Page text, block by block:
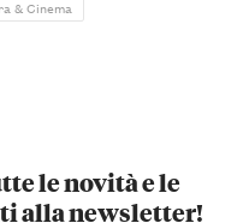
& Cinema
le novità e le
alla newsletter!